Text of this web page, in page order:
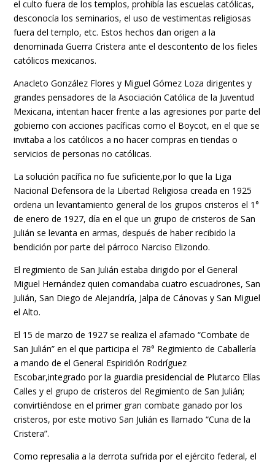
el culto fuera de los templos, prohibía las escuelas católicas,
desconocía los seminarios, el uso de vestimentas religiosas
fuera del templo, etc. Estos hechos dan origen a la
denominada Guerra Cristera ante el descontento de los fieles
católicos mexicanos.
Anacleto González Flores y Miguel Gómez Loza dirigentes y
grandes pensadores de la Asociación Católica de la Juventud
Mexicana, intentan hacer frente a las agresiones por parte del
gobierno con acciones pacíficas como el Boycot, en el que se
invitaba a los católicos a no hacer compras en tiendas o
servicios de personas no católicas.
La solución pacífica no fue suficiente,por lo que la Liga
Nacional Defensora de la Libertad Religiosa creada en 1925
ordena un levantamiento general de los grupos cristeros el 1°
de enero de 1927, día en el que un grupo de cristeros de San
Julián se levanta en armas, después de haber recibido la
bendición por parte del párroco Narciso Elizondo.
El regimiento de San Julián estaba dirigido por el General
Miguel Hernández quien comandaba cuatro escuadrones, San
Julián, San Diego de Alejandría, Jalpa de Cánovas y San Miguel
el Alto.
El 15 de marzo de 1927 se realiza el afamado “Combate de
San Julián” en el que participa el 78° Regimiento de Caballería
a mando de el General Espiridión Rodríguez
Escobar,integrado por la guardia presidencial de Plutarco Elías
Calles y el grupo de cristeros del Regimiento de San Julián;
convirtiéndose en el primer gran combate ganado por los
cristeros, por este motivo San Julián es llamado “Cuna de la
Cristera”.
Como represalia a la derrota sufrida por el ejército federal, el